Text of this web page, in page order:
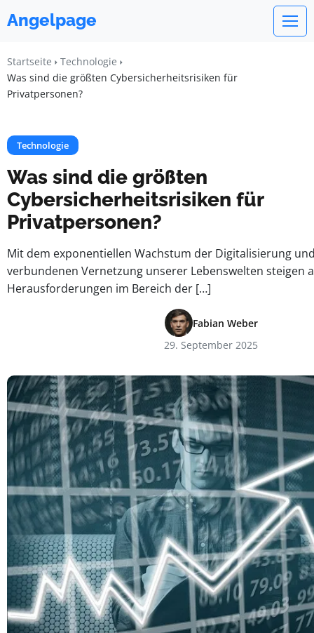
Angelpage
Startseite
Technologie
Was sind die größten Cybersicherheitsrisiken für
Privatpersonen?
Technologie
Was sind die größten
Cybersicherheitsrisiken für
Privatpersonen?
Mit dem exponentiellen Wachstum der Digitalisierung
verbundenen Vernetzung unserer Lebenswelten steigen
Herausforderungen im Bereich der […]
Fabian Weber
29. September 2025